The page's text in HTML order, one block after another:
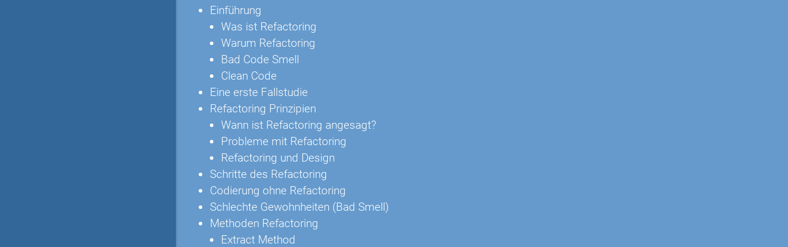
Einführung
Was ist Refactoring
Warum Refactoring
Bad Code Smell
Clean Code
Eine erste Fallstudie
Refactoring Prinzipien
Wann ist Refactoring angesagt?
Probleme mit Refactoring
Refactoring und Design
Schritte des Refactoring
Codierung ohne Refactoring
Schlechte Gewohnheiten (Bad Smell)
Methoden Refactoring
Extract Method